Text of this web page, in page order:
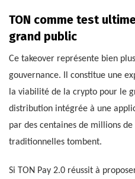
TON comme test
grand public
Ce takeover représente bien
gouvernance. Il constitue une
la viabilité de la crypto pour le
distribution intégrée à une
par des centaines de millions
traditionnelles tombent.
Si TON Pay 2.0 réussit à